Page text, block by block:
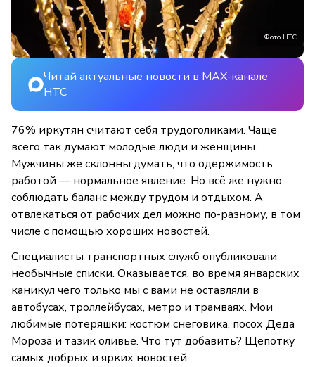
Фото НТС
Читай актуальные новости в MAX-канале
НТС
76% иркутян считают себя трудоголиками. Чаще
всего так думают молодые люди и женщины.
Мужчины же склонны думать, что одержимость
работой — нормальное явление. Но всё же нужно
соблюдать баланс между трудом и отдыхом. А
отвлекаться от рабочих дел можно по-разному, в том
числе с помощью хороших новостей.
Специалисты транспортных служб опубликовали
необычные списки. Оказывается, во время январских
каникул чего только мы с вами не оставляли в
автобусах, троллейбусах, метро и трамваях. Мои
любимые потеряшки: костюм снеговика, посох Деда
Мороза и тазик оливье. Что тут добавить? Щепотку
самых добрых и ярких новостей.